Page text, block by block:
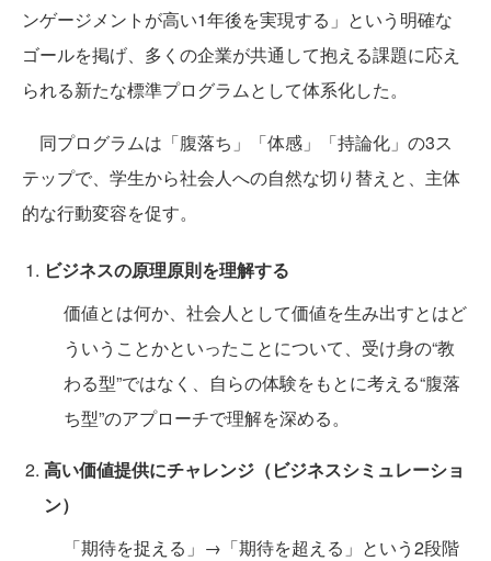
ンゲージメントが高い1年後を実現する」という明確な
ゴールを掲げ、多くの企業が共通して抱える課題に応え
られる新たな標準プログラムとして体系化した。
同プログラムは「腹落ち」「体感」「持論化」の3ス
テップで、学生から社会人への自然な切り替えと、主体
的な行動変容を促す。
ビジネスの原理原則を理解する
価値とは何か、社会人として価値を生み出すとはど
ういうことかといったことについて、受け身の“教
わる型”ではなく、自らの体験をもとに考える“腹落
ち型”のアプローチで理解を深める。
高い価値提供にチャレンジ（ビジネスシミュレーショ
ン）
「期待を捉える」→「期待を超える」という2段階